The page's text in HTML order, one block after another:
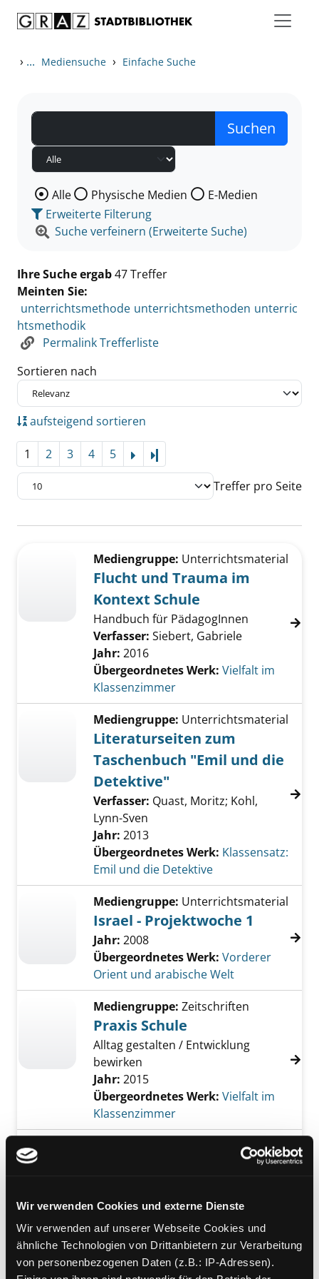
Wir verwenden Cookies und externe Dienste
Wir verwenden auf unserer Webseite Cookies und
ähnliche Technologien von Drittanbietern zur Verarbeitung
von personenbezogenen Daten (z.B.: IP-Adressen).
› ... Mediensuche › Einfache Suche
Wählen Sie die Medienart nach der Sie suchen wollen.
Alle Physische Medien
E-Medien
Erweiterte Filterung
Suche verfeinern (Erweiterte Suche)
Ihre Suche ergab47 Treffer
Meinten Sie:
unterrichtsmethode unterrichtsmethoden unterric
htsmethodik
Permalink Trefferliste
Sortieren nach
aufsteigend sortieren
1 2 3 4 5
Treffer pro Seite
Zu den Suchfiltern springen
Mediengruppe: Unterrichtsmaterial
Flucht und Trauma im
Kontext Schule
Handbuch für PädagogInnen
Verfasser: Siebert, Gabriele
Jahr: 2016
Übergeordnetes Werk: Vielfalt im
Klassenzimmer
Mediengruppe: Unterrichtsmaterial
Literaturseiten zum
Taschenbuch "Emil und die
Detektive"
Verfasser: Quast, Moritz; Kohl,
Lynn-Sven
Jahr: 2013
Übergeordnetes Werk: Klassensatz:
Emil und die Detektive
Mediengruppe: Unterrichtsmaterial
Israel - Projektwoche 1
Jahr: 2008
Übergeordnetes Werk: Vorderer
Orient und arabische Welt
Mediengruppe: Zeitschriften
Praxis Schule
Alltag gestalten / Entwicklung
bewirken
Jahr: 2015
Übergeordnetes Werk: Vielfalt im
Klassenzimmer
Migration - Hintergründe
Kapitel 2
Übergeordnetes Werk: Vielfalt im
Klassenzimmer
Mediengruppe:Unterrichtsmaterial